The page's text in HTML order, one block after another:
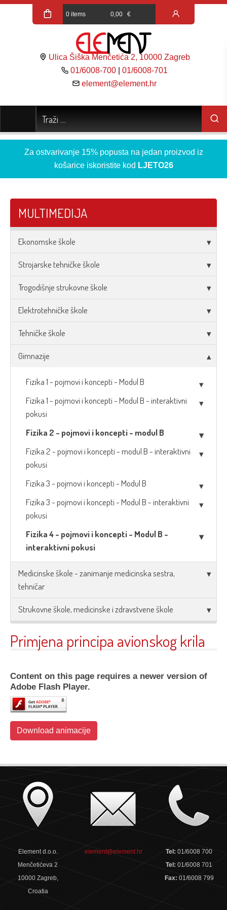
0 items 0,00 €
Ulica Šiška Menčetića 2, 10000 Zagreb
01/6008-700 |01/6008-701
element@element.hr
Za ostvarivanje 15% popusta na jedan proizvod iz
košarice iskoristite kod LJETO26
MULTIMEDIJA
Ekonomske škole
Strojarske tehničke škole
Trogodišnje strukovne škole
Elektrotehničke škole
Tehničke škole
Gimnazije
Fizika 1 - pojmovi i koncepti - Modul B
Fizika 1 - pojmovi i koncepti - Modul B - interaktivni
pokusi
Fizika 2 - pojmovi i koncepti - modul B
Fizika 2 - pojmovi i koncepti - modul B - interaktivni
pokusi
Fizika 3 - pojmovi i koncepti - Modul B
Fizika 3 - pojmovi i koncepti - Modul B - interaktivni
pokusi
Fizika 4 - pojmovi i koncepti - Modul B -
interaktivni pokusi
Medicinske škole - zanimanje medicinska sestra,
tehničar
Strukovne škole, medicinske i zdravstvene škole
Primjena principa avionskog krila
Content on this page requires a newer version of
Adobe Flash Player.
Download animacije
Element d.o.o.
Menčetićeva 2
10000 Zagreb,
Croatia
element@element.hr Tel:01/6008 700
Tel:01/6008 701
Fax: 01/6008 799